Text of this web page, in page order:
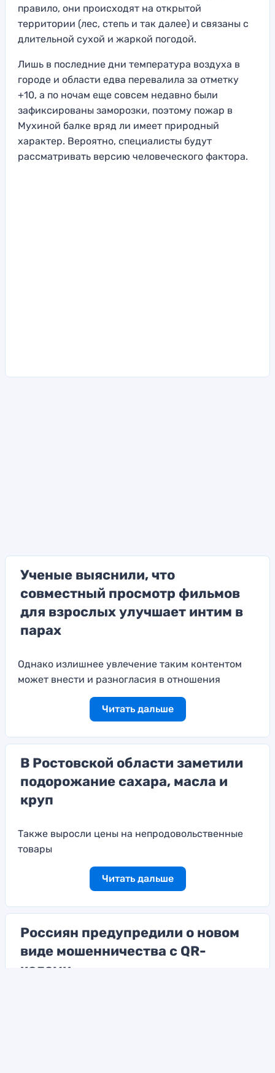
правило, они происходят на открытой
территории (лес, степь и так далее) и связаны с
длительной сухой и жаркой погодой.
Лишь в последние дни температура воздуха в
городе и области едва перевалила за отметку
+10, а по ночам еще совсем недавно были
зафиксированы заморозки, поэтому пожар в
Мухиной балке вряд ли имеет природный
характер. Вероятно, специалисты будут
рассматривать версию человеческого фактора.
Ученые выяснили, что
совместный просмотр фильмов
для взрослых улучшает интим в
парах
Однако излишнее увлечение таким контентом
может внести и разногласия в отношения
Читать дальше
В Ростовской области заметили
подорожание сахара, масла и
круп
Также выросли цены на непродовольственные
товары
Читать дальше
Россиян предупредили о новом
виде мошенничества с QR-
кодами